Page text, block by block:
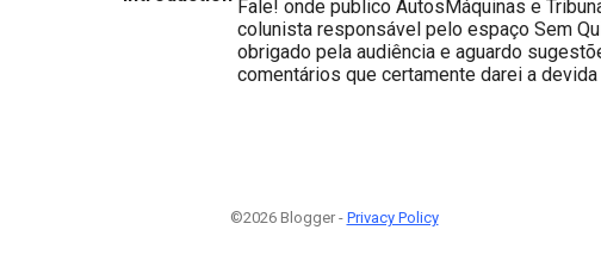
Fale! onde publico AutosMáquinas e
colunista responsável pelo espaço Sem
obrigado pela audiência e aguardo
comentários que certamente darei a devida
©2026 Blogger - Privacy Policy